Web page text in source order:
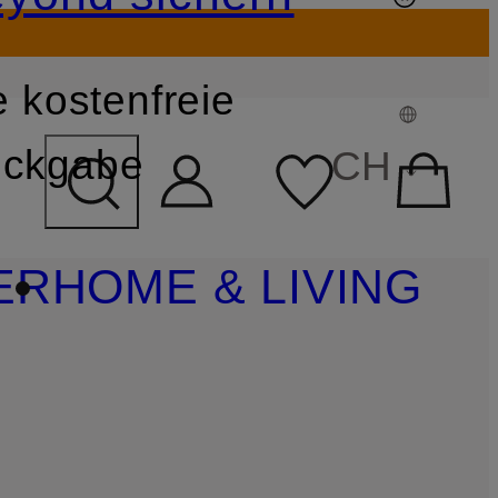
ÜBERSPRINGEN
kostenfreie
CH
HOME & LIVING